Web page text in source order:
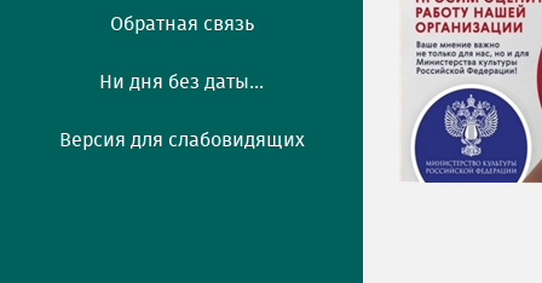
Обратная связь
Ни дня без даты...
Версия для слабовидящих